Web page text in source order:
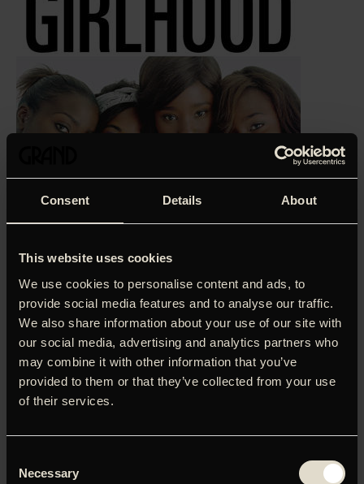
Consent Details About
This website uses cookies
We use cookies to personalise content and ads, to
provide social media features and to analyse our traffic.
We also share information about your use of our site with
our social media, advertising and analytics partners who
may combine it with other information that you’ve
provided to them or that they’ve collected from your use
of their services.
Selection
Necessary
‘En farvestrålende genistreg… lige så polemisk, som den er
usædvanligt smuk at se på.’Sofie Lykke Stenstrop,
Soundvenue (5 stjerner)
Paris’ betændte forstadsghettoer. Marieme er en
uforstående skole og betonbyggeriernes junglelov. Hun